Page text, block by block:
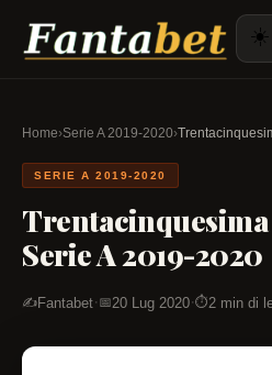
☀️
Home›Serie A 2019-2020›
SERIE A 2019-2020
Serie A 2019-2020
✍️Fantabet· 📅20 Lug 2020·⏱️2 min di